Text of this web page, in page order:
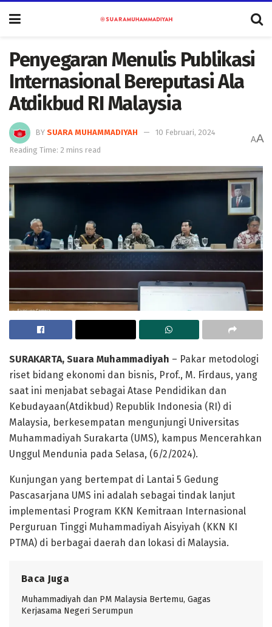
Penyegaran Menulis Publikasi
Internasional Bereputasi Ala
Atdikbud RI Malaysia
BY SUARA MUHAMMADIYAH
10 Februari, 2024
Reading Time: 2 mins read
AA
SURAKARTA, Suara Muhammadiyah – Pakar metodologi
riset bidang ekonomi dan bisnis, Prof., M. Firdaus, yang
saat ini menjabat sebagai Atase Pendidikan dan
Kebudayaan(Atdikbud) Republik Indonesia (RI) di
Malaysia, berkesempatan mengunjungi Universitas
Muhammadiyah Surakarta (UMS), kampus Mencerahkan
Unggul Mendunia pada Selasa, (6/2/2024).
Kunjungan yang bertempat di Lantai 5 Gedung
Pascasarjana UMS ini adalah sebagai tindak lanjut
implementasi Program KKN Kemitraan Internasional
Perguruan Tinggi Muhammadiyah Aisyiyah (KKN KI
PTMA) di berbagai daerah dan lokasi di Malaysia.
Baca Juga
Muhammadiyah dan PM Malaysia Bertemu, Gagas
Kerjasama Negeri Serumpun